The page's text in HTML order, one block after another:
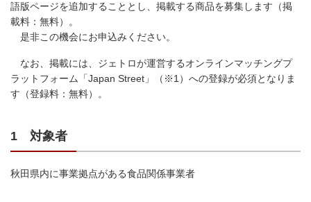
語版ページを追加することとし、掲載する商品を募集します（掲
載料：無料）。
是非この機会にお申込みください。
なお、掲載には、ジェトロが運営するオンラインマッチングプ
ラットフォーム「Japan Street」（※1）への登録が必須となりま
す（登録料：無料）。
1 対象者
秋田県内に事業拠点がある食品関係事業者